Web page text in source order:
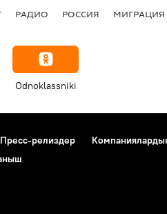
РАДИО РОССИЯ МИГРАЦИЯ
Odnoklassniki
Пресс-релиздер